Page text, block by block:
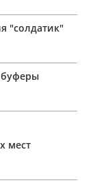
"солдатик"
мест